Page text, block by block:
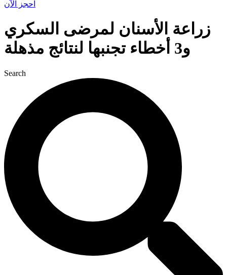
احجز الآن
زراعة الأسنان لمرضى السكري
و3 أخطاء تجنبها لنتائج مذهلة
Search